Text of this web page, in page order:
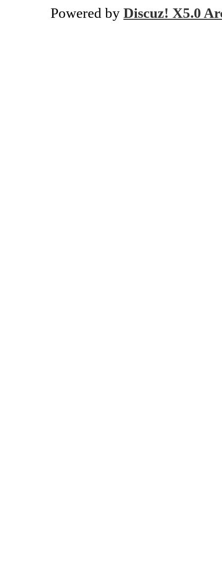
Powered by Discuz! X5.0